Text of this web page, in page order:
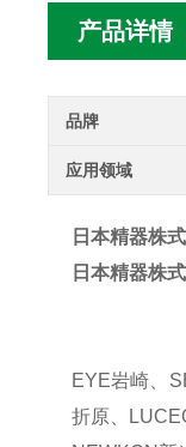
产品详情
品牌
应用领域
日本精器株
日本精器株
EYE岩崎、
折原、